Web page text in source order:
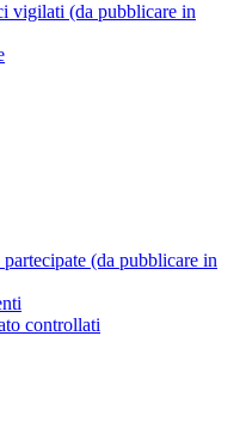
vigilati (da pubblicare in
(da pubblicare in
controllati